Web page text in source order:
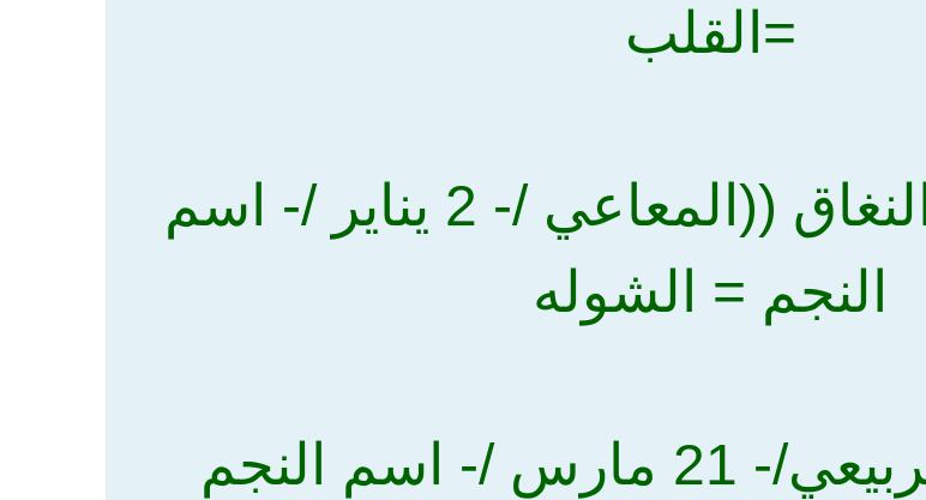
=القلب
ثالثا = القطى النغاق ((المعاعي /- 2 يناير /- اسم
النجم = الشوله
رابعا =الوز الربيعي/- 21 مارس /- اسم النجم